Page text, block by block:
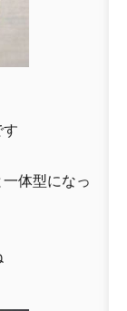
す
体型になっ